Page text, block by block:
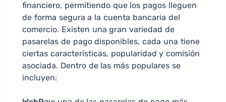
financiero, permitiendo que los pagos lleguen
de forma segura a la cuenta bancaria del
comercio. Existen una gran variedad de
pasarelas de pago disponibles, cada una tiene
ciertas características, popularidad y comisión
asociada. Dentro de las más populares se
incluyen: